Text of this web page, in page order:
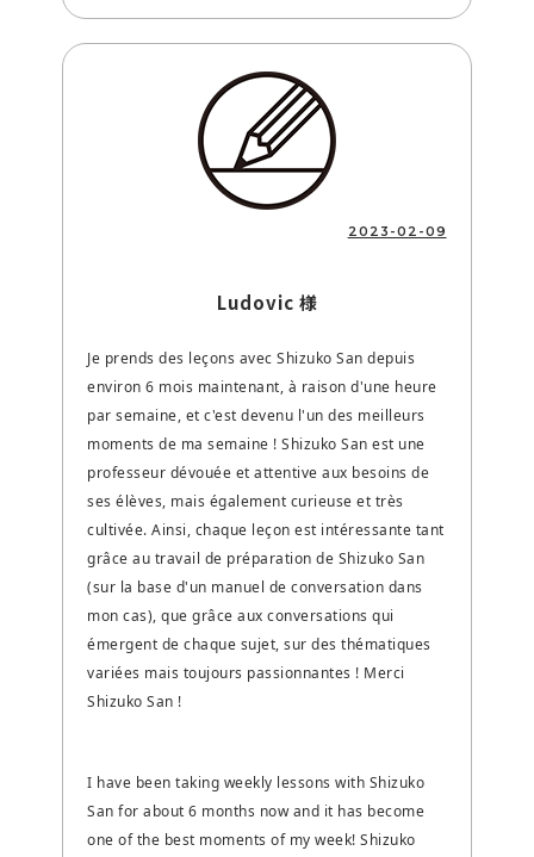
2023-02-09
Ludovic 様
Je prends des leçons avec Shizuko San depuis
environ 6 mois maintenant, à raison d'une heure
par semaine, et c'est devenu l'un des meilleurs
moments de ma semaine ! Shizuko San est une
professeur dévouée et attentive aux besoins de
ses élèves, mais également curieuse et très
cultivée. Ainsi, chaque leçon est intéressante tant
grâce au travail de préparation de Shizuko San
(sur la base d'un manuel de conversation dans
mon cas), que grâce aux conversations qui
émergent de chaque sujet, sur des thématiques
variées mais toujours passionnantes ! Merci
Shizuko San !
I have been taking weekly lessons with Shizuko
San for about 6 months now and it has become
one of the best moments of my week! Shizuko